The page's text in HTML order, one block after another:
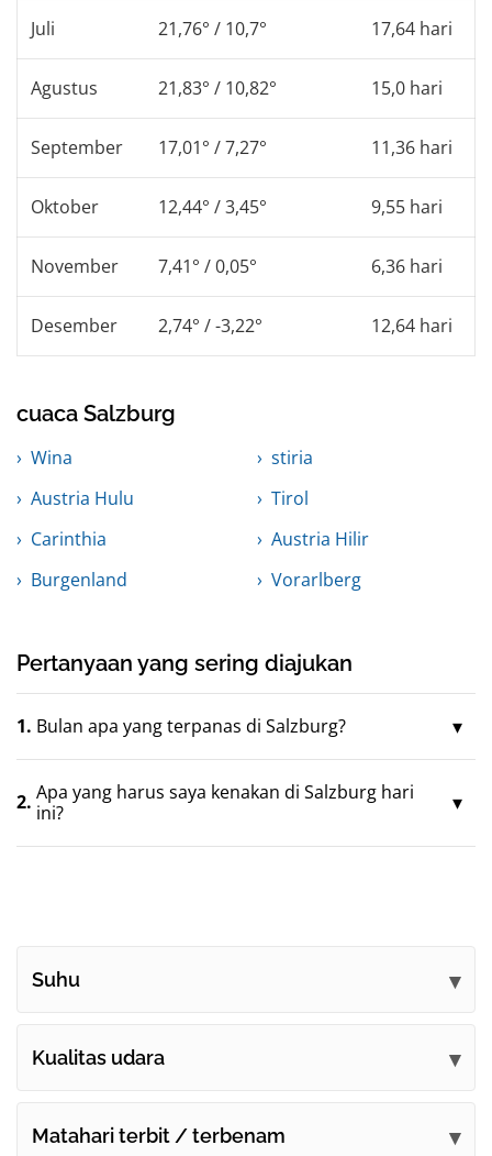
Juli 21,76° / 10,7° 17,64 hari
Agustus 21,83° / 10,82° 15,0 hari
September 17,01° / 7,27° 11,36 hari
Oktober 12,44° / 3,45° 9,55 hari
November 7,41° / 0,05° 6,36 hari
Desember 2,74° / -3,22° 12,64 hari
cuaca Salzburg
Wina
stiria
Austria Hulu
Tirol
Carinthia
Austria Hilir
Burgenland
Vorarlberg
Pertanyaan yang sering diajukan
1. Bulan apa yang terpanas di Salzburg?
2. Apa yang harus saya kenakan di Salzburg hari
ini?
Suhu
Kualitas udara
Matahari terbit / terbenam